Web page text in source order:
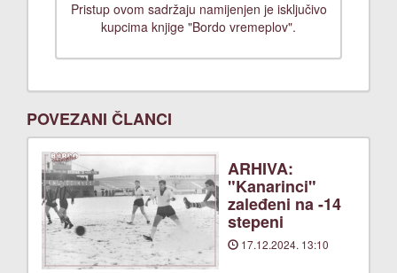
Pristup ovom sadržaju namijenjen je isključivo
kupcima knjige "Bordo vremeplov".
POVEZANI ČLANCI
ARHIVA:
"Kanarinci"
zaleđeni na -14
stepeni
17.12.2024. 13:10